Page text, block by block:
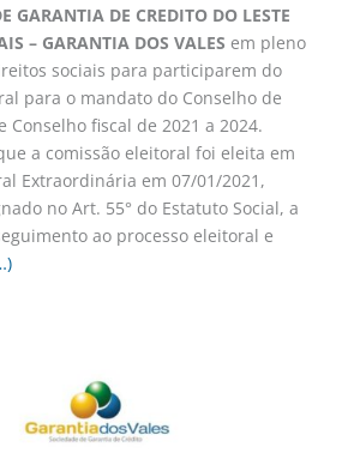
GARANTIA DE CREDITO DO LESTE
– GARANTIA DOS VALES em pleno
sociais para participarem do
para o mandato do Conselho de
Conselho fiscal de 2021 a 2024.
a comissão eleitoral foi eleita em
Extraordinária em 07/01/2021,
no Art. 55° do Estatuto Social, a
ao processo eleitoral e